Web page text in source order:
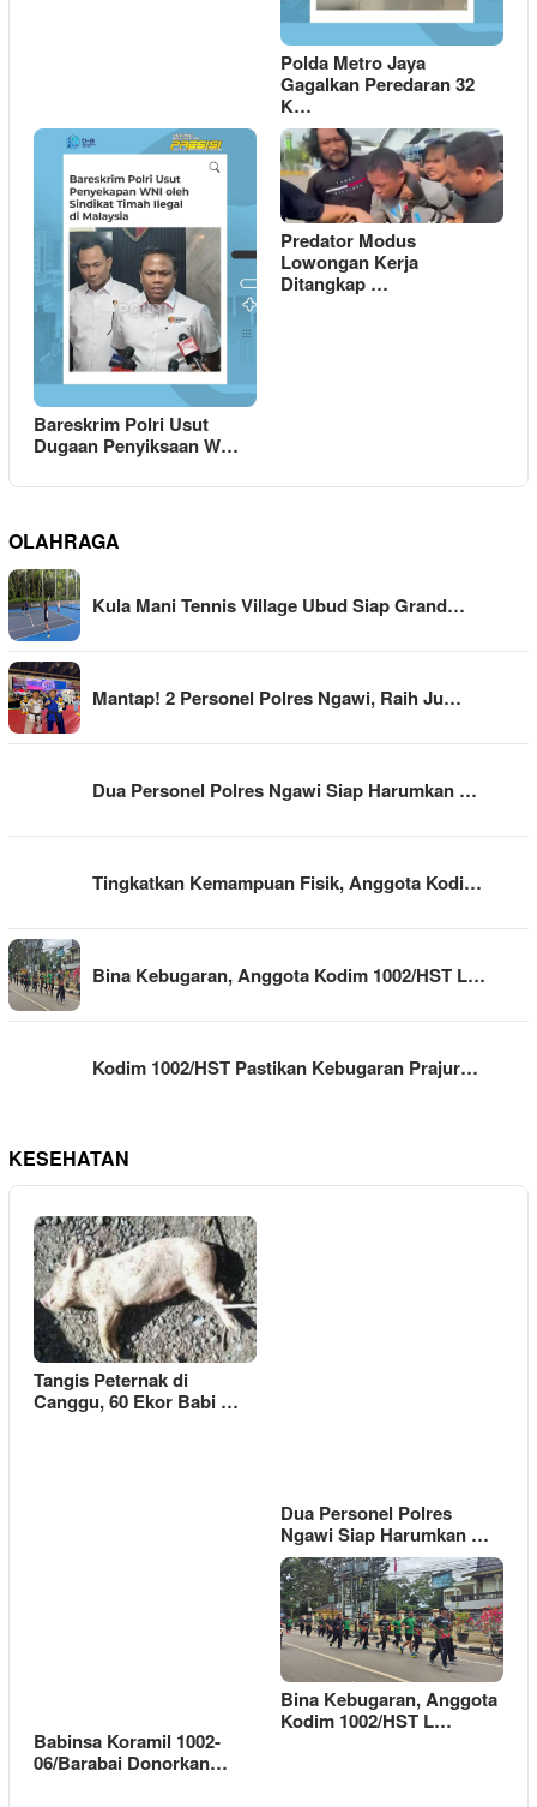
Polda Metro Jaya
Gagalkan Peredaran 32
K…
Bareskrim Polri Usut
Dugaan Penyiksaan W…
Predator Modus
Lowongan Kerja
Ditangkap …
OLAHRAGA
Kula Mani Tennis Village Ubud Siap Grand…
Mantap! 2 Personel Polres Ngawi, Raih Ju…
Dua Personel Polres Ngawi Siap Harumkan …
Tingkatkan Kemampuan Fisik, Anggota Kodi…
Bina Kebugaran, Anggota Kodim 1002/HST L…
Kodim 1002/HST Pastikan Kebugaran Prajur…
KESEHATAN
Tangis Peternak di
Canggu, 60 Ekor Babi …
Dua Personel Polres
Ngawi Siap Harumkan …
Babinsa Koramil 1002-
06/Barabai Donorkan…
Bina Kebugaran, Anggota
Kodim 1002/HST L…